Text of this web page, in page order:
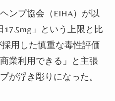
ンプ協会（EIHA）が以
」という上限と比
用した慎重な毒性評価
業利用できる」と主張
が浮き彫りになった。